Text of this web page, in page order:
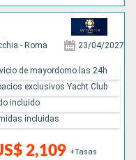
- Roma 23/04/2027
2,109 +Tasas
de mayordomo las 24h
exclusivos Yacht Club
incluido
incluidas